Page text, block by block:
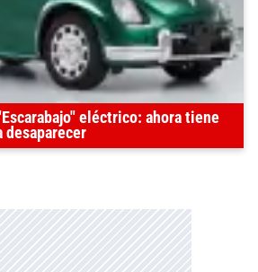
eléctrico: ahora tiene
desaparecer